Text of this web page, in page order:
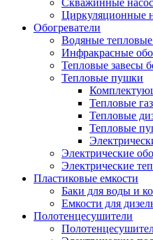
Скважинные
Циркуляционные
Обогреватели
Водяные тепловые
Инфракрасные
Тепловые завесы
Тепловые пушки
Тепловые
Тепловые
Тепловые
Электрические
Электрические
Пластиковые емкости
Баки для воды и
Емкости для
Полотенцесушители